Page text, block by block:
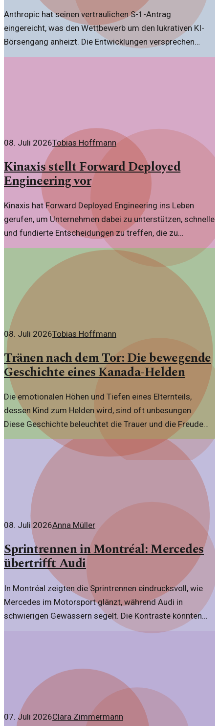
Anthropic hat seinen vertraulichen S-1-Antrag
eingereicht, was den Wettbewerb um den lukrativen KI-
Börsengang anheizt. Die Entwicklungen versprechen
spannende Einblicke in den Markt.
08. Juli 2026Tobias Hoffmann
Kinaxis stellt Forward Deployed
Engineering vor
Kinaxis hat Forward Deployed Engineering ins Leben
gerufen, um Unternehmen dabei zu unterstützen, schnelle
und fundierte Entscheidungen zu treffen, die zu
verbesserten Geschäftsergebnissen führen. Dieses
innovative Konzept zielt darauf ab,
Entscheidungsprozesse zu optimieren und die Effizienz in
der Lieferkette zu steigern.
08. Juli 2026Tobias Hoffmann
Tränen nach dem Tor: Die bewegende
Geschichte eines Kanada-Helden
Die emotionalen Höhen und Tiefen eines Elternteils,
dessen Kind zum Helden wird, sind oft unbesungen.
Diese Geschichte beleuchtet die Trauer und die Freude
von Eltern, die im Schatten des Ruhms stehen.
08. Juli 2026Anna Müller
Sprintrennen in Montréal: Mercedes
übertrifft Audi
In Montréal zeigten die Sprintrennen eindrucksvoll, wie
Mercedes im Motorsport glänzt, während Audi in
schwierigen Gewässern segelt. Die Kontraste könnten
07. Juli 2026Clara Zimmermann